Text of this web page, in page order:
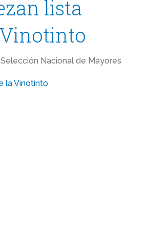
lista
Selección Nacional de Mayores